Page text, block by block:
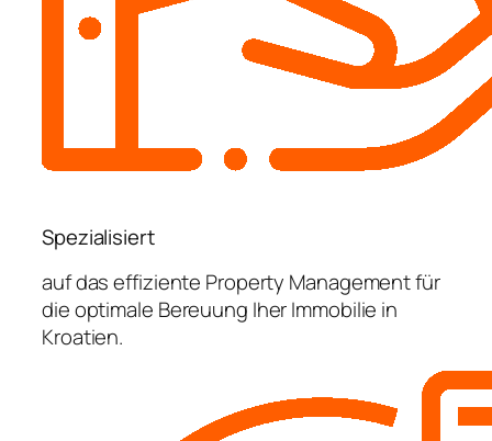
Spezialisiert
auf das effiziente Property Management für
die optimale Bereuung Iher Immobilie in
Kroatien.